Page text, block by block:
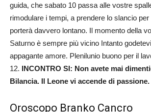
guida, che sabato 10 passa alle vostre
rimodulare i tempi, a prendere lo slancio
porterà davvero lontano. Il momento della
Saturno è sempre più vicino Intanto
appagante amore. Plenilunio buono per il
12. INCONTRO SI: Non avete mai
Bilancia. Il Leone vi accende di passione.
Oroscopo Branko Cancro